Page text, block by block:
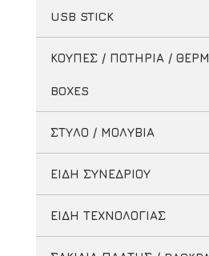
USB STICK
ΚΟΥΠΕΣ / ΠΟΤΗΡΙΑ /
BOXES
ΣΤΥΛΟ / ΜΟΛΥΒΙΑ
ΕΙΔΗ ΣΥΝΕΔΡΙΟΥ
ΕΙΔΗ ΤΕΧΝΟΛΟΓΙΑΣ